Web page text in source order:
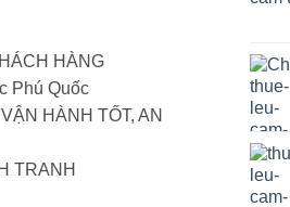
HÀNG
Phú Quốc
HÀNH TỐT, AN
TRANH